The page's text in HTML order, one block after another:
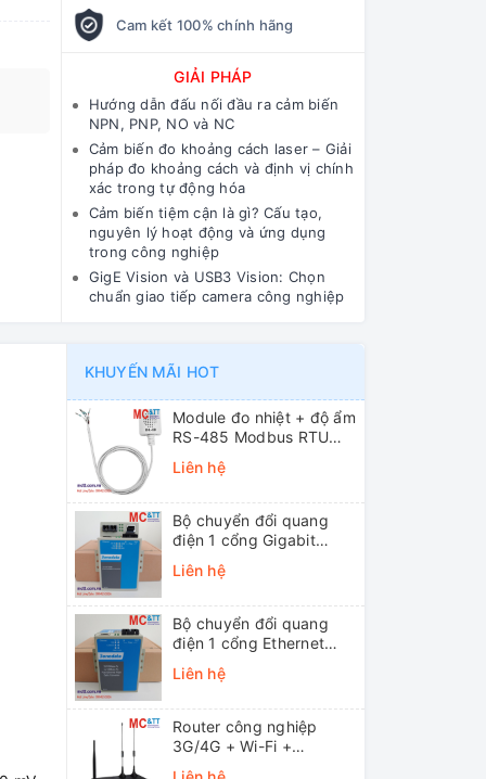
Cam kết 100% chính hãng
GIẢI PHÁP
Hướng dẫn đấu nối đầu ra cảm biến
NPN, PNP, NO và NC
Cảm biến đo khoảng cách laser – Giải
pháp đo khoảng cách và định vị chính
xác trong tự động hóa
Cảm biến tiệm cận là gì? Cấu tạo,
nguyên lý hoạt động và ứng dụng
trong công nghiệp
GigE Vision và USB3 Vision: Chọn
chuẩn giao tiếp camera công nghiệp
KHUYẾN MÃI HOT
Module đo nhiệt + độ ẩm
RS-485 Modbus RTU
ICP DAS DL-10 CR
Liên hệ
Bộ chuyển đổi quang
điện 1 cổng Gigabit
Ethernet 3Onedata
MODEL3012-S-SC-
mode, SC, 20KM)
Liên hệ
Bộ chuyển đổi quang
điện 1 cổng Ethernet
3onedata MODEL1100-
S-SC-20KM (Dual fiber,
Liên hệ
Router công nghiệp
3G/4G + Wi-Fi +
APN/VPN Four-Faith